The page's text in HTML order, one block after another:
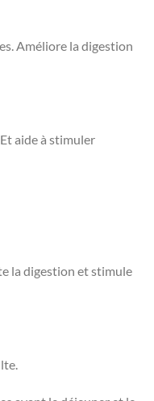
Améliore la digestion
aide à stimuler
la digestion et stimule